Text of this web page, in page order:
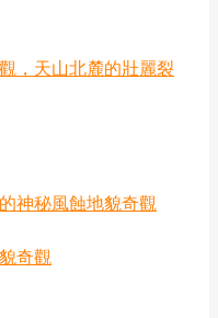
，天山北麓的壯麗裂
神秘風蝕地貌奇觀
奇觀